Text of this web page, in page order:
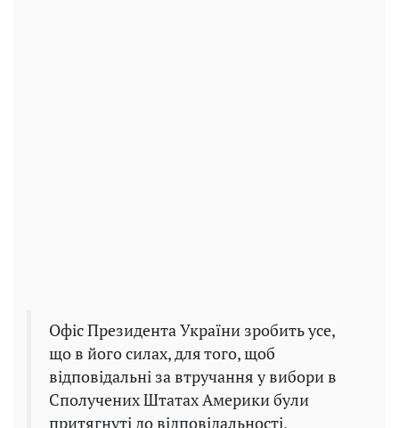
Офіс Президента України зробить усе,
що в його силах, для того, щоб
відповідальні за втручання у вибори в
Сполучених Штатах Америки були
притягнуті до відповідальності,